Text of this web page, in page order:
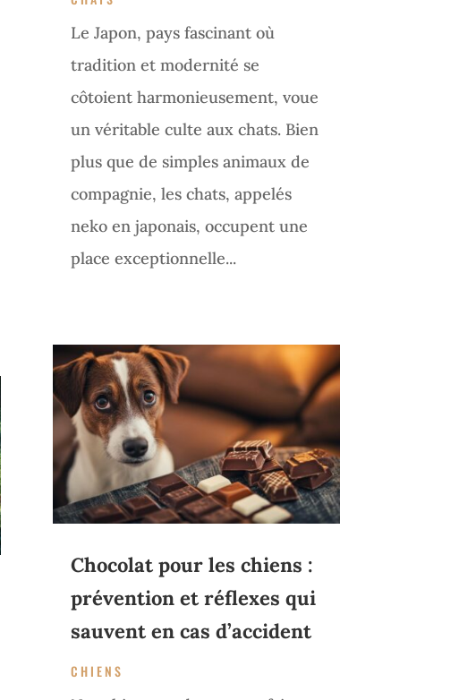
Le Japon, pays fascinant où
tradition et modernité se
côtoient harmonieusement, voue
un véritable culte aux chats. Bien
plus que de simples animaux de
compagnie, les chats, appelés
neko en japonais, occupent une
place exceptionnelle...
Chocolat pour les chiens :
prévention et réflexes qui
sauvent en cas d’accident
CHIENS